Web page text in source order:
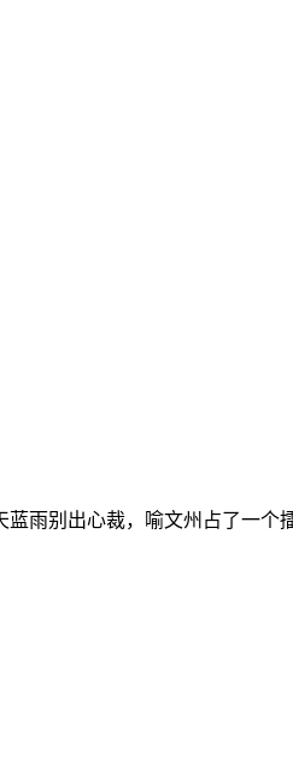
雨别出心裁，喻文州占了一个